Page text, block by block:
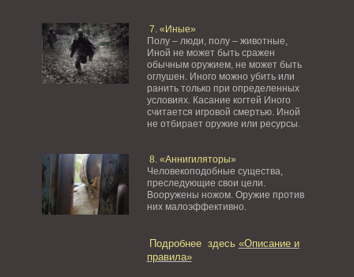
7. «Иные»
Полу – люди, полу – животные,
Иной не может быть сражен
обычным оружием, не может быть
оглушен. Иного можно убить или
ранить только при определенных
условиях. Касание когтей Иного
считается игровой смертью. Иной
не отбирает оружие или ресурсы.
8. «Аннигиляторы»
Человекоподобные существа,
преследующие свои цели.
Вооружены ножом. Оружие против
них малоэффективно.
Подробнее здесь «Описание и
правила»